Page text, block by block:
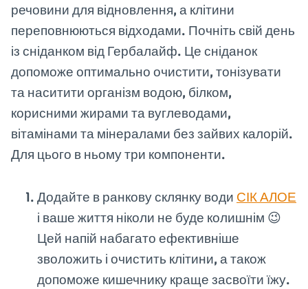
речовини для відновлення, а клітини
переповнюються відходами. Почніть свій день
із сніданком від Гербалайф. Це сніданок
допоможе оптимально очистити, тонізувати
та наситити організм водою, білком,
корисними жирами та вуглеводами,
вітамінами та мінералами без зайвих калорій.
Для цього в ньому три компоненти.
Додайте в ранкову склянку води СІК АЛОЕ
і ваше життя ніколи не буде колишнім 😉
Цей напій набагато ефективніше
зволожить і очистить клітини, а також
допоможе кишечнику краще засвоїти їжу.